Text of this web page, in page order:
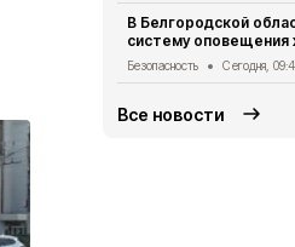
В Белгородской
систему оповещения
Безопасность Сегодня,
Все новости